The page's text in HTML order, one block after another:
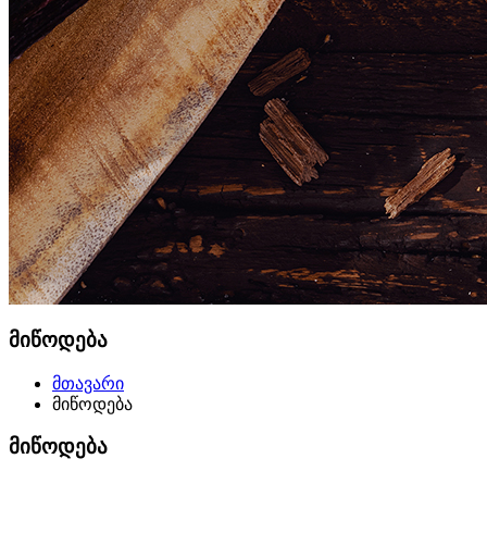
მიწოდება
მთავარი
მიწოდება
მიწოდება